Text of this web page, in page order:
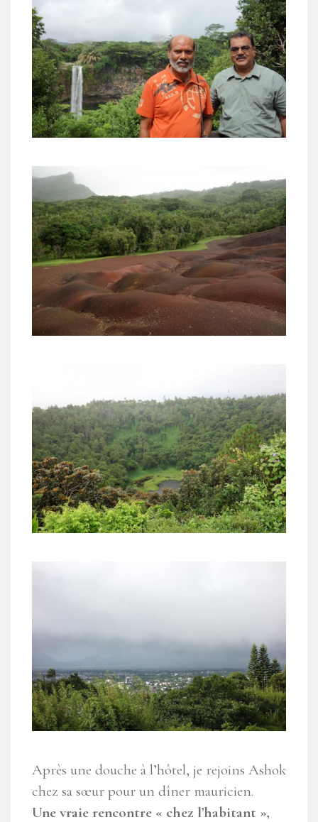
Après une douche à l’hôtel, je rejoins Ashok
chez sa sœur pour un dîner mauricien.
Une vraie rencontre « chez l’habitant »,